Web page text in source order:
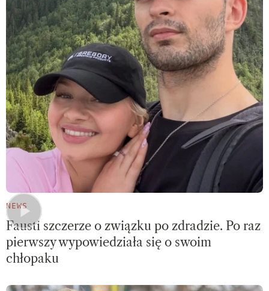
NEWS
Fausti szczerze o związku po zdradzie. Po raz
pierwszy wypowiedziała się o swoim
chłopaku